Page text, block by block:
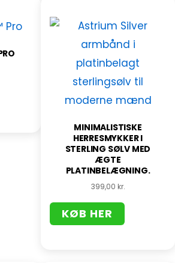
MINIMALISTISKE
HERRESMYKKER I
STERLING SØLV MED
ÆGTE
PLATINBELÆGNING.
399,00 kr.
KØB HER